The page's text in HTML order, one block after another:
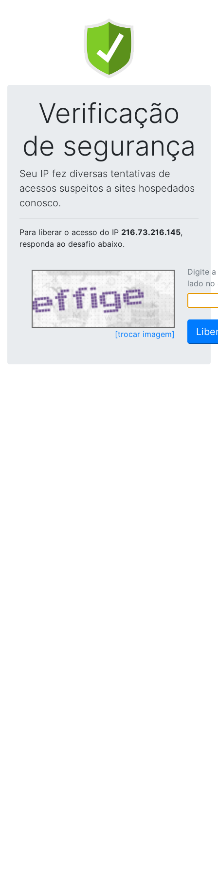
Verificação
de segurança
Seu IP fez diversas tentativas de
acessos suspeitos a sites hospedados
conosco.
Para liberar o acesso do IP 216.73.216.145,
responda ao desafio abaixo.
[trocar imagem]
Digite
lado no